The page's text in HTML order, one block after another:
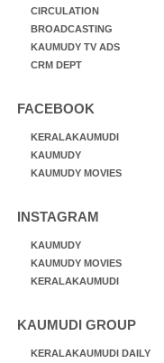
CIRCULATION
BROADCASTING
KAUMUDY TV ADS
CRM DEPT
FACEBOOK
KERALAKAUMUDI
KAUMUDY
KAUMUDY MOVIES
INSTAGRAM
KAUMUDY
KAUMUDY MOVIES
KERALAKAUMUDI
KAUMUDI GROUP
KERALAKAUMUDI DAILY